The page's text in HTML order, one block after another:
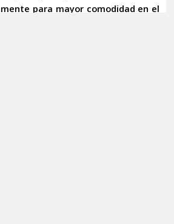
para mayor comodidad en el